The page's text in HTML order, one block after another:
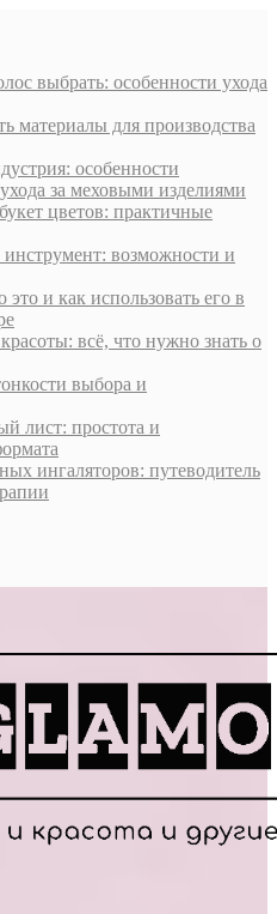
выбрать: особенности ухода
материалы для производства
особенности
за меховыми изделиями
цветов: практичные
возможности и
и как использовать его в
всё, что нужно знать о
выбора и
лист: простота и
ингаляторов: путеводитель